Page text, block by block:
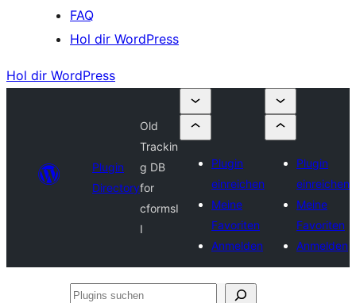
FAQ
Hol dir WordPress
Hol dir WordPress
Plugin
Directory
Old
Trackin
g DB
for
cformsI
I
Plugin
einreichen
Meine
Favoriten
Anmelden
Plugin
einreichen
Meine
Favoriten
Anmelden
Plugins